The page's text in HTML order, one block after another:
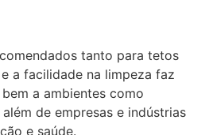
tanto para tetos
a facilidade na limpeza faz
a ambientes como
de empresas e indústrias
e saúde.